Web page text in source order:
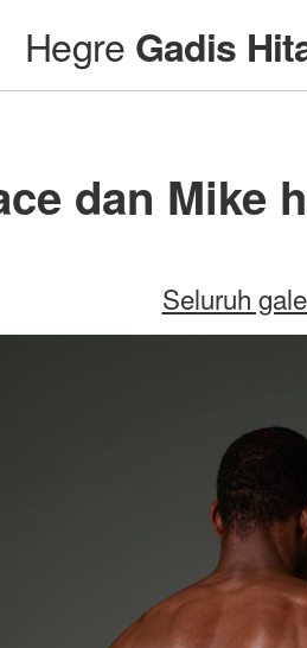
Hegre Gadis
dan Mike
Seluruh